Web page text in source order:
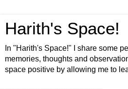
Harith's Space!
In "Harith's Space!" I share some
memories, thoughts and
space positive by allowing me to